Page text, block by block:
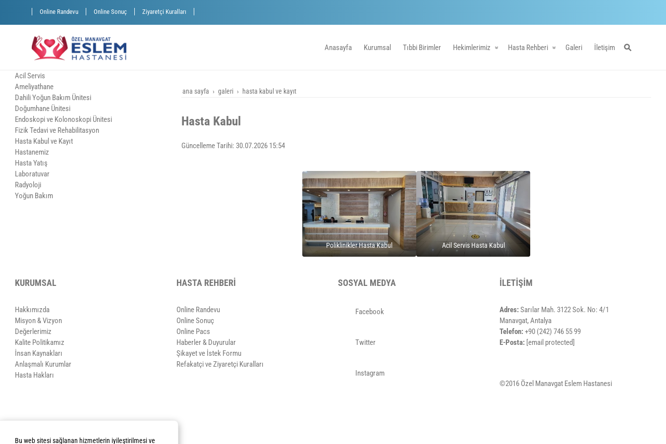
Online Randevu Online Sonuç Ziyaretçi Kuralları
Anasayfa Kurumsal Tıbbi Birimler Hekimlerimiz Hasta Rehberi Galeri İletişim
ana sayfa galeri hasta kabul ve kayıt
Hasta Kabul
Güncelleme Tarihi: 30.07.2026 15:54
Poliklinikler Hasta Kabul Acil Servis Hasta Kabul
Acil Servis
Ameliyathane
Dahili Yoğun Bakım Ünitesi
Doğumhane Ünitesi
Endoskopi ve Kolonoskopi Ünitesi
Fizik Tedavi ve Rehabilitasyon
Hasta Kabul ve Kayıt
Hastanemiz
Hasta Yatış
Laboratuvar
Radyoloji
Yoğun Bakım
Bu web sitesi sağlanan hizmetlerin iyileştirilmesi ve
KURUMSAL
Hakkımızda
Misyon & Vizyon
Değerlerimiz
Kalite Politikamız
İnsan Kaynakları
Anlaşmalı Kurumlar
Hasta Hakları
HASTA REHBERİ
Online Randevu
Online Sonuç
Online Pacs
Haberler & Duyurular
Şikayet ve İstek Formu
Refakatçi ve Ziyaretçi Kuralları
SOSYAL MEDYA
Facebook
Twitter
Instagram
İLETİŞİM
Adres:Sarılar Mah. 3122 Sok. No: 4/1
Manavgat, Antalya
Telefon:+90 (242) 746 55 99
E-Posta: [email protected]
©2016 Özel Manavgat Eslem Hastanesi